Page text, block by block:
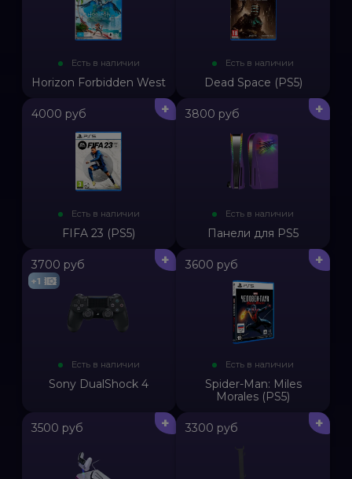
Есть в наличии
Horizon Forbidden West
Есть в наличии
Dead Space (PS5)
+
4000 руб
Есть в наличии
FIFA 23 (PS5)
+
3800 руб
Есть в наличии
Панели для PS5
+
+1
3700 руб
Есть в наличии
Sony DualShock 4
+
3600 руб
Есть в наличии
Spider-Man: Miles
Morales (PS5)
+
3500 руб +
3300 руб